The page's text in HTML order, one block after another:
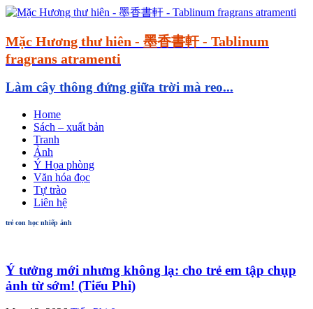
Mặc Hương thư hiên - 墨香書軒 - Tablinum
fragrans atramenti
Làm cây thông đứng giữa trời mà reo...
Home
Sách – xuất bản
Tranh
Ảnh
Ý Họa phòng
Văn hóa đọc
Tự trào
Liên hệ
trẻ con học nhiếp ảnh
Ý tưởng mới nhưng không lạ: cho trẻ em tập chụp
ảnh từ sớm! (Tiểu Phi)